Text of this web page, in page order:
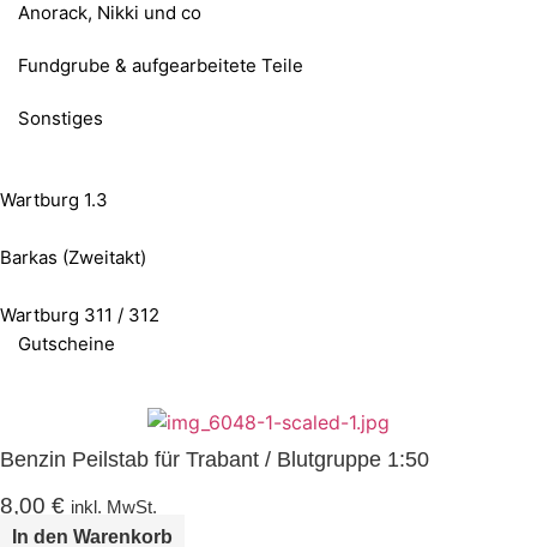
Anorack, Nikki und co
Fundgrube & aufgearbeitete Teile
Sonstiges
Wartburg 1.3
Barkas (Zweitakt)
Wartburg 311 / 312
Gutscheine
Benzin Peilstab für Trabant / Blutgruppe 1:50
8,00 € inkl. MwSt.
In den Warenkorb